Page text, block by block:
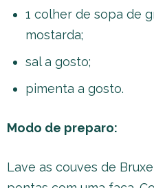
1 colher de sopa de
mostarda;
sal a gosto;
pimenta a gosto.
Modo de preparo:
Lave as couves de